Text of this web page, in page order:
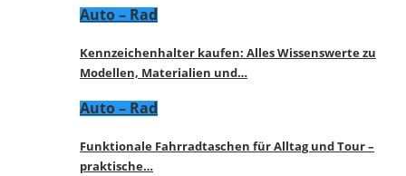
Auto – Rad
Kennzeichenhalter kaufen: Alles Wissenswerte zu
Modellen, Materialien und…
Auto – Rad
Funktionale Fahrradtaschen für Alltag und Tour –
praktische…